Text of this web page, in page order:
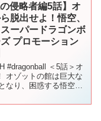
侵略者編5話】オ
脱出せよ！悟空、
ーパードラゴンボ
プロモーション
#dragonball ＜5話＞オ
オゾットの館は巨大な
なり、困惑する悟空た